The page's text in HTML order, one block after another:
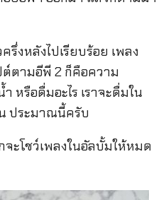
รึ่งหลังไปเรียบร้อย เพลง
ตามอีพี 2 ก็คือความ
หรือดื่มอะไร เราจะดื่มใน
ประมาณนี้ครับ
ะโชว์เพลงในอัลบั้มให้หมด